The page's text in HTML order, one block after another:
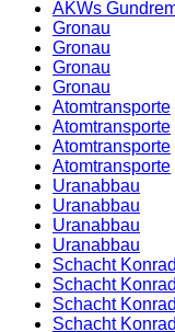
AKWs
Gronau
Gronau
Gronau
Gronau
Atomtransporte
Atomtransporte
Atomtransporte
Atomtransporte
Uranabbau
Uranabbau
Uranabbau
Uranabbau
Schacht Konrad
Schacht Konrad
Schacht Konrad
Schacht Konrad